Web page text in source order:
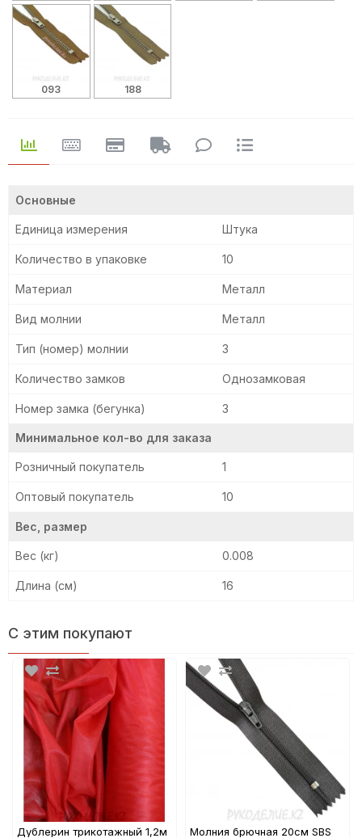
Основные
Единица измерения Штука
Количество в упаковке 10
Материал Металл
Вид молнии Металл
Тип (номер) молнии 3
Количество замков Однозамковая
Номер замка (бегунка) 3
Минимальное кол-во для заказа
Розничный покупатель 1
Оптовый покупатель 10
Вес, размер
Вес (кг) 0.008
Длина (см) 16
093 188
С этим покупают
Дублерин трикотажный 1,2м Молния брючная 20см SBS